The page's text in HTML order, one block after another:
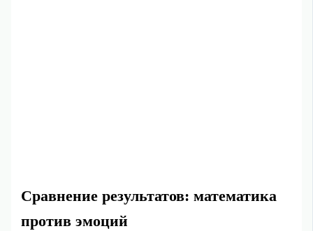
Сравнение результатов: математика
против эмоций